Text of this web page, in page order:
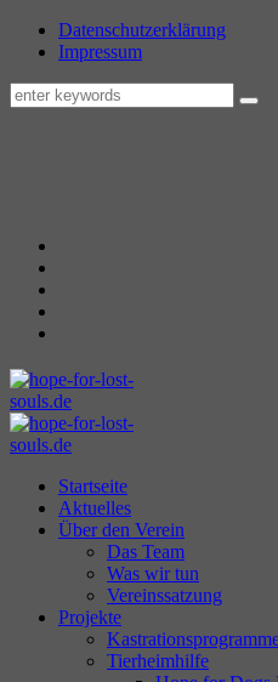
Datenschutzerklärung
Impressum
Startseite
Aktuelles
Über den Verein
Das Team
Was wir tun
Vereinssatzung
Projekte
Tierheimhilfe